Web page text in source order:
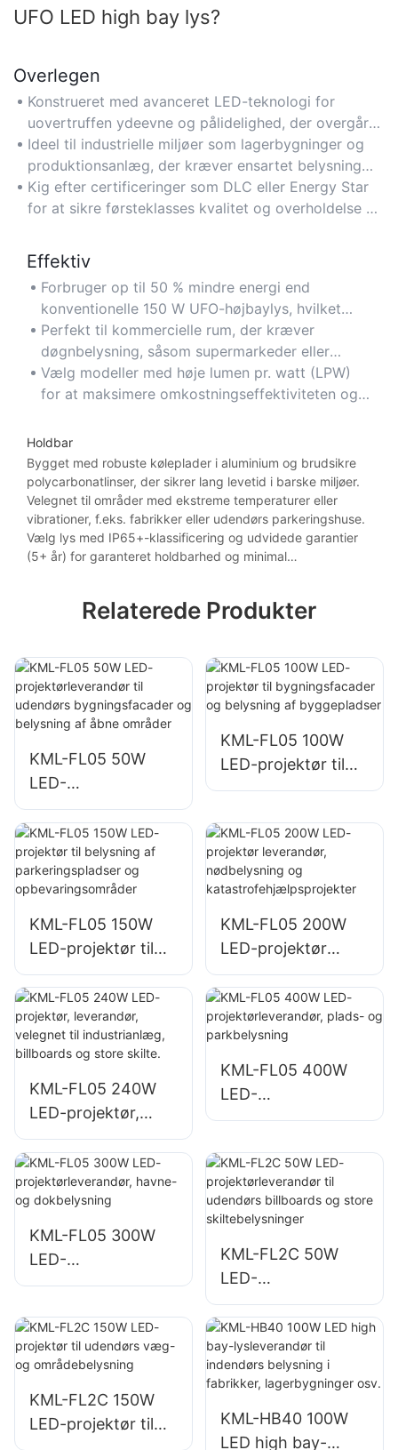
UFO LED high bay lys?
Overlegen
Konstrueret med avanceret LED-teknologi for
uovertruffen ydeevne og pålidelighed, der overgår
traditionelle 150W højbay-lys i lysstyrke og
effektivitet.
Ideel til industrielle miljøer som lagerbygninger og
produktionsanlæg, der kræver ensartet belysning
med høj intensitet.
Kig efter certificeringer som DLC eller Energy Star
for at sikre førsteklasses kvalitet og overholdelse af
Effektiv
Forbruger op til 50 % mindre energi end
konventionelle 150 W UFO-højbaylys, hvilket
reducerer elomkostningerne betydeligt.
Perfekt til kommercielle rum, der kræver
døgnbelysning, såsom supermarkeder eller
fitnesscentre, uden at gå på kompromis med
energibesparelserne.
Vælg modeller med høje lumen pr. watt (LPW)
for at maksimere omkostningseffektiviteten og
Holdbar
Bygget med robuste køleplader i aluminium og brudsikre
polycarbonatlinser, der sikrer lang levetid i barske miljøer.
Velegnet til områder med ekstreme temperaturer eller
vibrationer, f.eks. fabrikker eller udendørs parkeringshuse.
Vælg lys med IP65+-klassificering og udvidede garantier
(5+ år) for garanteret holdbarhed og minimal
Relaterede Produkter
KML-FL05 50W
LED-
projektørleverandø
r til udendørs
bygningsfacader
og belysning af
KML-FL05 100W
LED-projektør til
bygningsfacader
byggepladser
KML-FL05 150W
LED-projektør til
belysning af
parkeringspladser
og
opbevaringsområd
KML-FL05 200W
LED-projektør
leverandør,
nødbelysning og
katastrofehjælpspr
ojekter
KML-FL05 240W
LED-projektør,
leverandør,
velegnet til
industrianlæg,
billboards og store
skilte.
KML-FL05 400W
LED-
projektørleverandø
parkbelysning
KML-FL05 300W
LED-
projektørleverandø
dokbelysning
KML-FL2C 50W
LED-
projektørleverandø
r til udendørs
billboards og store
skiltebelysninger
KML-FL2C 150W
LED-projektør til
KML-HB40 100W
LED high bay-